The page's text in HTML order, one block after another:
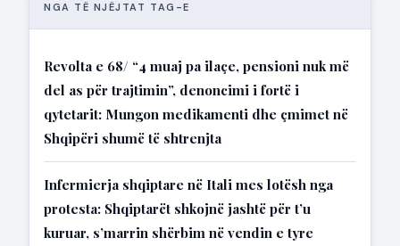
NGA TË NJËJTAT TAG-E
Revolta e 68/ “4 muaj pa ilaçe, pensioni nuk më
del as për trajtimin”, denoncimi i fortë i
qytetarit: Mungon medikamenti dhe çmimet në
Shqipëri shumë të shtrenjta
Infermierja shqiptare në Itali mes lotësh nga
protesta: Shqiptarët shkojnë jashtë për t’u
kuruar, s’marrin shërbim në vendin e tyre